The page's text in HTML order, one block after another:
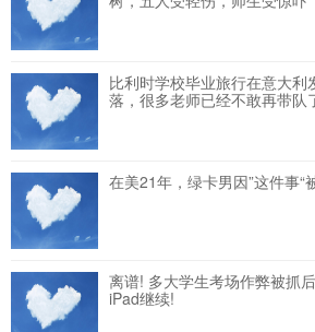
比利时学校毕业旅行在意大利
落，很多老师已经不敢再带队
在美21年，绿卡男因”这件事“
离谱! 多大学生考场作弊被抓
iPad继续!